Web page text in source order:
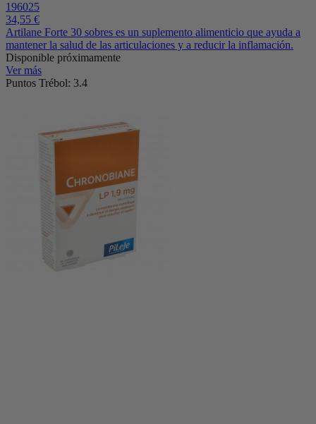
196025
34,55 €
Artilane Forte 30 sobres es un suplemento alimenticio que ayuda a
mantener la salud de las articulaciones y a reducir la inflamación.
Disponible próximamente
Ver más
Puntos Trébol: 3.4